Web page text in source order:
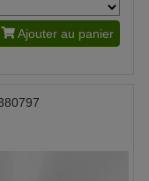
Ajouter au panier